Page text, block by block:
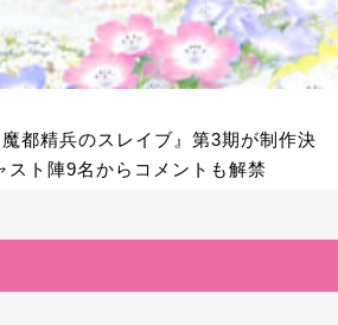
魔都精兵のスレイブ』第3期が制作決
スト陣9名からコメントも解禁